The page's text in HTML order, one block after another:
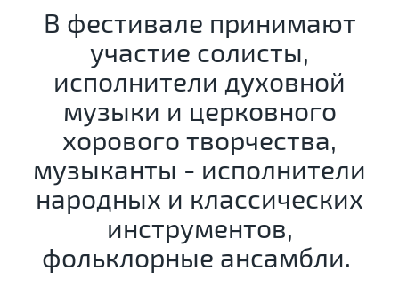
Обратная связь
Поиск
Версия для слабовидящих
YouTube
В фестивале принимают
участие солисты,
исполнители духовной
музыки и церковного
хорового творчества,
музыканты - исполнители
народных и классических
инструментов,
фольклорные ансамбли.